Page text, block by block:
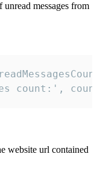
messages from
count:',
website url contained